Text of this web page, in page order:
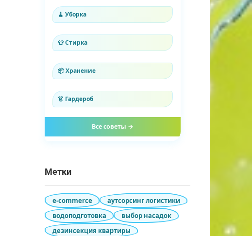
🧹 Уборка
👕 Стирка
📦 Хранение
👗 Гардероб
Все советы →
Метки
e-commerce
аутсорсинг логистики
водоподготовка
выбор насадок
дезинсекция квартиры